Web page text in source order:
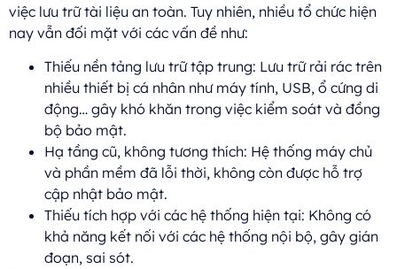
việc lưu trữ tài liệu an toàn. Tuy nhiên, nhiều tổ chức hiện
nay vẫn đối mặt với các vấn đề như:
Thiếu nền tảng lưu trữ tập trung: Lưu trữ rải rác trên
nhiều thiết bị cá nhân như máy tính, USB, ổ cứng di
động… gây khó khăn trong việc kiểm soát và đồng
bộ bảo mật.
Hạ tầng cũ, không tương thích: Hệ thống máy chủ
và phần mềm đã lỗi thời, không còn được hỗ trợ
cập nhật bảo mật.
Thiếu tích hợp với các hệ thống hiện tại: Không có
khả năng kết nối với các hệ thống nội bộ, gây gián
đoạn, sai sót.